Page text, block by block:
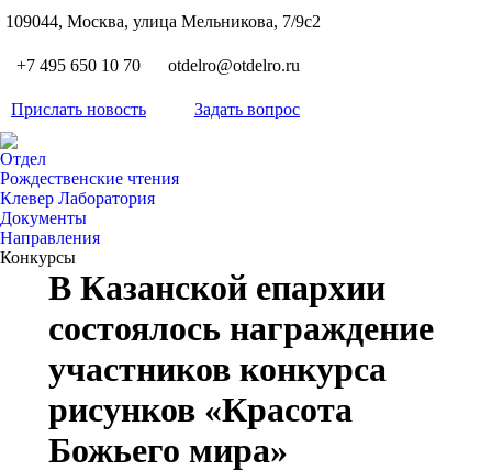
109044, Москва, улица Мельникова, 7/9с2
+7 495 650 10 70 otdelro@otdelro.ru
Прислать новость Задать вопрос
Отдел
Рождественские чтения
Клевер Лаборатория
Документы
Направления
Конкурсы
В Казанской епархии
состоялось награждение
участников конкурса
рисунков «Красота
Божьего мира»